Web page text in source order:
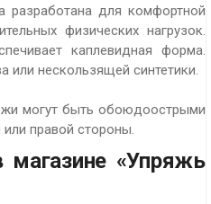
разработана для комфортной
физических нагрузок.
каплевидная форма.
или нескользящей синтетики.
могут быть обоюдоострыми
правой стороны.
магазине «Упряжь